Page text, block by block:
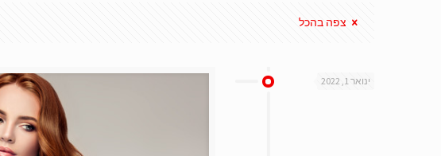
צפה בהכל
ינואר 1, 2022